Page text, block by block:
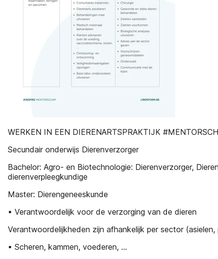
WERKEN IN EEN DIERENARTSPRAKTIJK
Secundair onderwijs Dierenverzorger
Bachelor: Agro- en Biotechnologie: Dierenverzorger,
dierenverpleegkundige
Master: Dierengeneeskunde
• Verantwoordelijk voor de verzorging van de dieren
Verantwoordelijkheden zijn afhankelijk per sector (asielen,
• Scheren, kammen, voederen, …